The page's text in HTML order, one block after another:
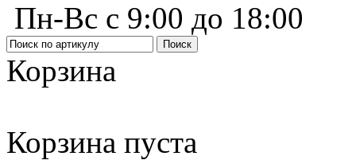
Пн-Вс с 9:00 до 18:00
Корзина
Корзина пуста